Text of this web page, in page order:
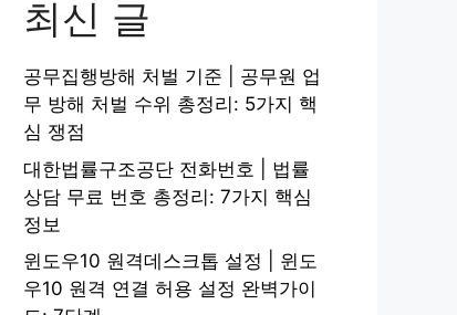
최신 글
공무집행방해 처벌 기준 | 공무원 업
무 방해 처벌 수위 총정리: 5가지 핵
심 쟁점
대한법률구조공단 전화번호 | 법률
상담 무료 번호 총정리: 7가지 핵심
정보
윈도우10 원격데스크톱 설정 | 윈도
우10 원격 연결 허용 설정 완벽가이